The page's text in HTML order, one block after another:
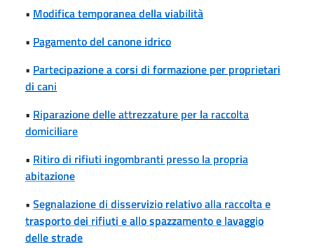
• Modifica temporanea della viabilità
• Pagamento del canone idrico
• Partecipazione a corsi di formazione per proprietari
di cani
• Riparazione delle attrezzature per la raccolta
domiciliare
• Ritiro di rifiuti ingombranti presso la propria
abitazione
• Segnalazione di disservizio relativo alla raccolta e
trasporto dei rifiuti e allo spazzamento e lavaggio
delle strade